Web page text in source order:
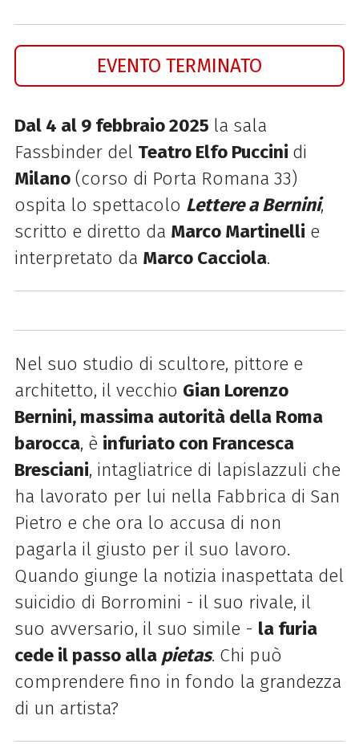
EVENTO TERMINATO
Dal 4 al 9 febbraio 2025 la sala
Fassbinder del Teatro Elfo Puccini di
Milano(corso di Porta Romana 33)
ospita lo spettacolo Lettere a Bernini,
scritto e diretto da Marco Martinelli e
interpretato da Marco Cacciola.
Nel suo studio di scultore, pittore e
architetto, il vecchio Gian Lorenzo
Bernini, massima autorità della Roma
barocca, è infuriato con Francesca
Bresciani, intagliatrice di lapislazzuli che
ha lavorato per lui nella Fabbrica di San
Pietro e che ora lo accusa di non
pagarla il giusto per il suo lavoro.
Quando giunge la notizia inaspettata del
suicidio di Borromini - il suo rivale, il
suo avversario, il suo simile - la furia
cede il passo alla pietas. Chi può
comprendere fino in fondo la grandezza
di un artista?